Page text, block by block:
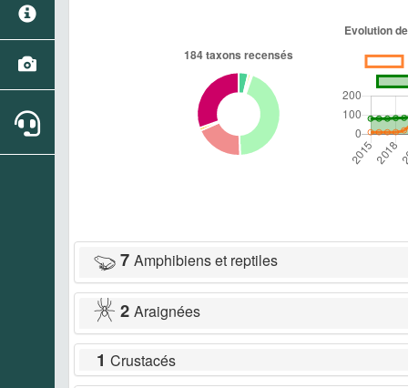
7 Amphibiens et reptiles
2 Araignées
1 Crustacés